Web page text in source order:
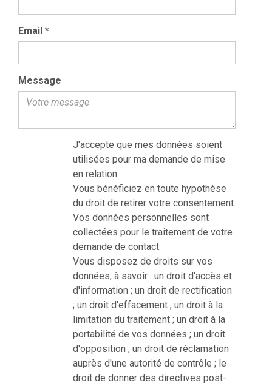
Email *
Message
J'accepte que mes données soient
utilisées pour ma demande de mise
en relation.
Vous bénéficiez en toute hypothèse
du droit de retirer votre consentement.
Vos données personnelles sont
collectées pour le traitement de votre
demande de contact.
Vous disposez de droits sur vos
données, à savoir : un droit d'accès et
d'information ; un droit de rectification
; un droit d'effacement ; un droit à la
limitation du traitement ; un droit à la
portabilité de vos données ; un droit
d'opposition ; un droit de réclamation
auprès d'une autorité de contrôle ; le
droit de donner des directives post-